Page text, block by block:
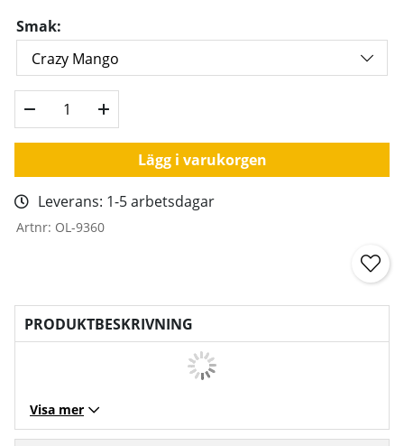
Smak:
Lägg i varukorgen
Leverans: 1-5 arbetsdagar
Artnr: OL-9360
PRODUKTBESKRIVNING
Visa mer